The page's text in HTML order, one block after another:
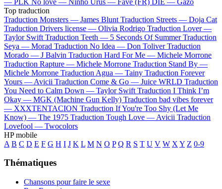
Top traduction
Traduction Monsters — James Blunt Traduction Streets — Doja Cat
Traduction Drivers license — Olivia Rodrigo Traduction Lover —
Taylor Swift Traduction Teeth — 5 Seconds Of Summer Traduction
Seya — Morad Traduction No Idea — Don Toliver Traduction
Morado — J Balvin Traduction Hard For Me — Michele Morrone
Traduction Rapture — Michele Morrone Traduction Stand By —
Michele Morrone Traduction Agua — Tainy Traduction Forever
Yours — Avicii Traduction Come & Go — Juice WRLD Traduction
You Need to Calm Down — Taylor Swift Traduction I Think I’m
Okay — MGK (Machine Gun Kelly) Traduction bad vibes forever
— XXXTENTACION Traduction If You're Too Shy (Let Me
Know) — The 1975 Traduction Tough Love — Avicii Traduction
Lovefool — Twocolors
HP mobile
A B C D E F G H I J K L M N O P Q R S T U V W X Y Z 0-9
Thématiques
Chansons pour faire le sexe